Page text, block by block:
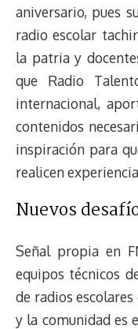
aniversario, pues
radio escolar
la patria y
que Radio
internacional,
contenidos
inspiración para
realicen
Nuevos
Señal propia en
equipos técnicos
de radios
y la comunidad es